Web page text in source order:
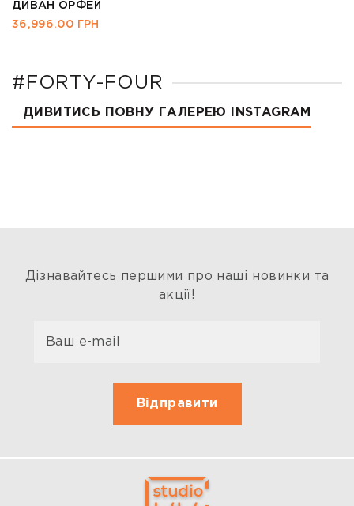
ДИВАН ОРФЕЙ
36,996.00 ГРН
#FORTY-FOUR
ДИВИТИСЬ ПОВНУ ГАЛЕРЕЮ INSTAGRAM
Дізнавайтесь першими про наші новинки та
акції!